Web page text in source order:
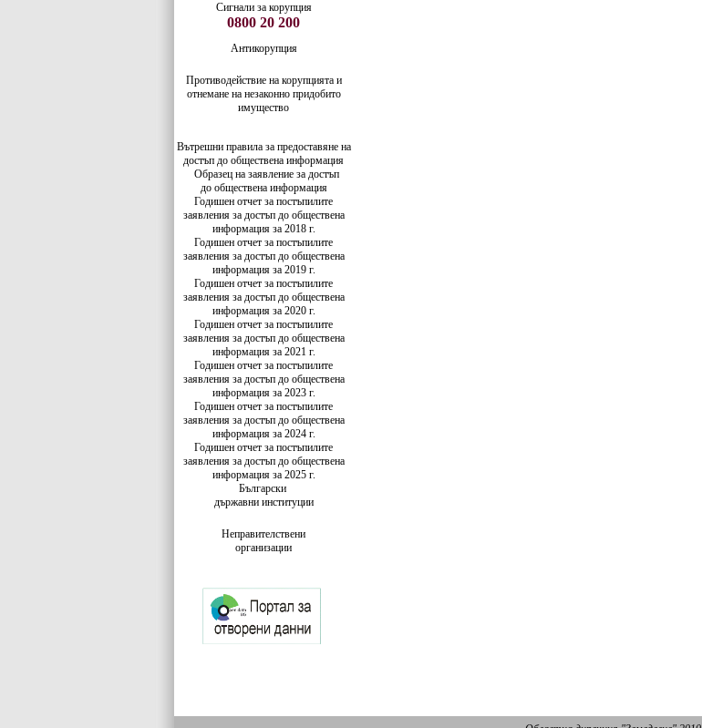
Сигнали за корупция
0800 20 200
Антикорупция
Противодействие на корупцията и
отнемане на незаконно придобито
имущество
Вътрешни правила за предоставяне на
достъп до обществена информация
Образец на заявление за достъп
до обществена информация
Годишен отчет за постъпилите
заявления за достъп до обществена
информация за 2018 г.
Годишен отчет за постъпилите
заявления за достъп до обществена
информация за 2019 г.
Годишен отчет за постъпилите
заявления за достъп до обществена
информация за 2020 г.
Годишен отчет за постъпилите
заявления за достъп до обществена
информация за 2021 г.
Годишен отчет за постъпилите
заявления за достъп до обществена
информация за 2023 г.
Годишен отчет за постъпилите
заявления за достъп до обществена
информация за 2024 г.
Годишен отчет за постъпилите
заявления за достъп до обществена
информация за 2025 г.
Български
държавни институции
Неправителствени
организации